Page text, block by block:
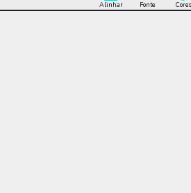
Alinhar Fonte Cores